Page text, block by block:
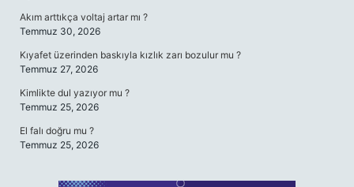
Akım arttıkça voltaj artar mı ?
Temmuz 30, 2026
Kıyafet üzerinden baskıyla kızlık zarı bozulur mu ?
Temmuz 27, 2026
Kimlikte dul yazıyor mu ?
Temmuz 25, 2026
El falı doğru mu ?
Temmuz 25, 2026